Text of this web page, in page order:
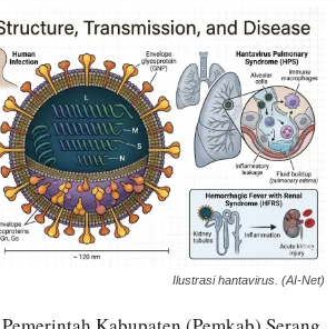
Ilustrasi hantavirus. (AI-Net)